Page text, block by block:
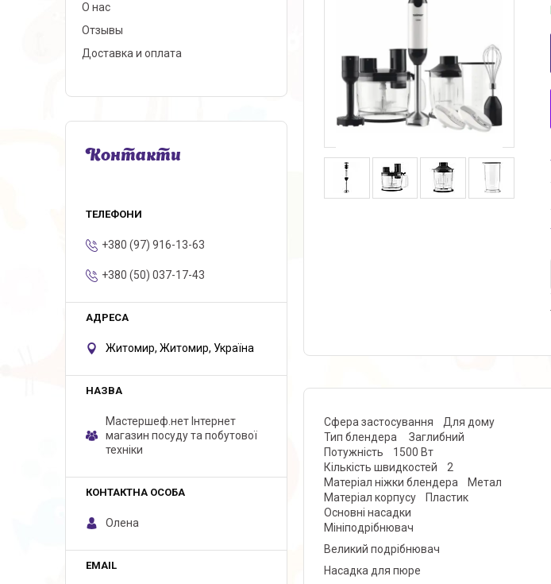
Сфера застосування Для дому
Тип блендера Заглибний
Потужність 1500 Вт
Кількість швидкостей 2
Матеріал ніжки блендера Метал
Матеріал корпусу Пластик
Основні насадки
Мініподрібнювач
Великий подрібнювач
Насадка для пюре
О нас
Отзывы
Доставка и оплата
Контакти
+380 (97) 916-13-63
+380 (50) 037-17-43
Житомир, Житомир, Україна
Мастершеф.нет Iнтернет
магазин посуду та побутової
техніки
Олена